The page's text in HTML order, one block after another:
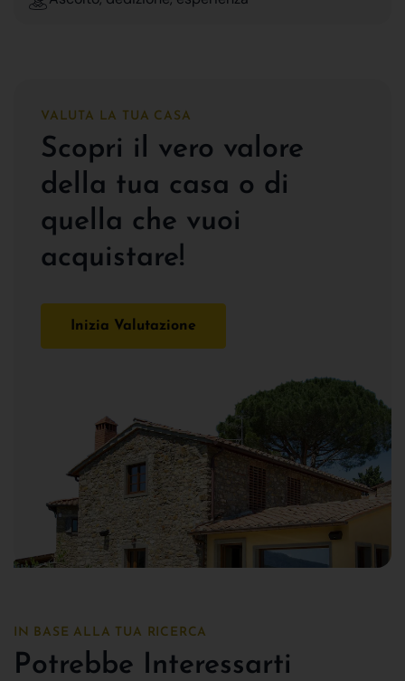
VALUTA LA TUA CASA
Scopri il vero valore
della tua casa o di
quella che vuoi
acquistare!
Inizia Valutazione
IN BASE ALLA TUA RICERCA
Potrebbe Interessarti